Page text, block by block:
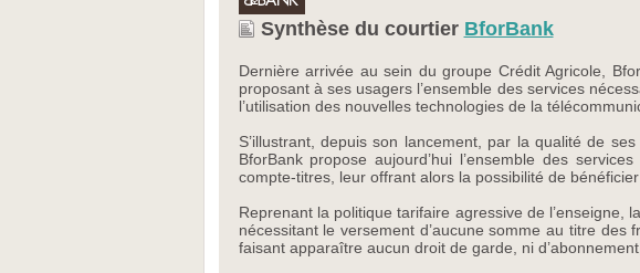
Synthèse du courtier BforBank
Dernière arrivée au sein du groupe Crédit Agricole,
proposant à ses usagers l’ensemble des services
l’utilisation des nouvelles technologies de la
S’illustrant, depuis son lancement, par la qualité de
BforBank propose aujourd’hui l’ensemble des
compte-titres, leur offrant alors la possibilité de
Reprenant la politique tarifaire agressive de l’enseigne,
nécessitant le versement d’aucune somme au titre des
faisant apparaître aucun droit de garde, ni